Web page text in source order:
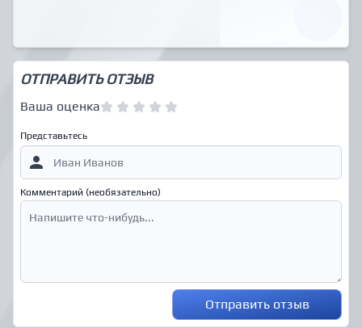
ОТПРАВИТЬ ОТЗЫВ
Ваша оценка
Представьтесь
Комментарий (необязательно)
Отправить отзыв